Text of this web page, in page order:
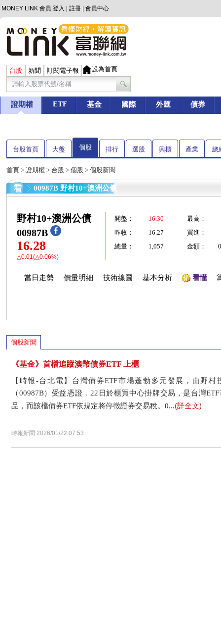
MONEY LINK 會員 登入 註冊 會員中心
台股 新聞 訂閱電子報 設為首頁
證期權 ETF 基金 國際 外匯 債券
台股首頁 大盤 個股 排行 選股 興櫃 產業 總
首頁 > 證期權 > 台股 > 個股 > 個股新聞
00987B 野村10+澳洲公債
野村10+澳洲公債
00987B
16.28
△0.01(△0.06%)
開盤： 16.30
最高：
昨收：
16.27
買進：
總量：
1,057 金額：
當日走勢 價量明細 技術線圖 基本分析 看懂
個股新聞
《基金》首檔追蹤澳幣債券ETF 上櫃
【時報-台北電】台灣債券ETF市場蓬勃多元發展，由野
（00987B）受益憑證，22日於櫃買中心掛牌交易，是台灣
品，而該檔債券ETF依規定將停徵證券交易稅。0...(詳全文)
時報新聞 2026/01/22 07:53